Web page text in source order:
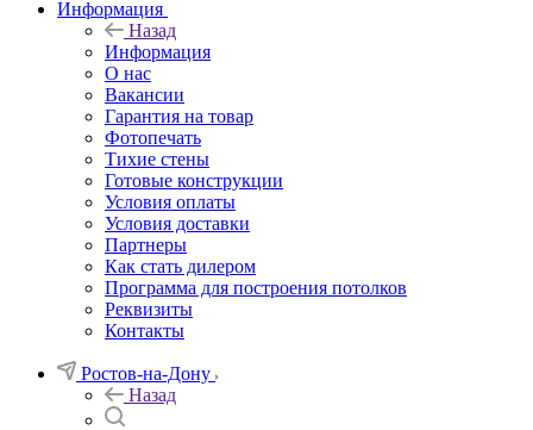
Информация
Назад
Информация
О нас
Вакансии
Гарантия на товар
Фотопечать
Тихие стены
Готовые конструкции
Условия оплаты
Условия доставки
Партнеры
Как стать дилером
Программа для построения потолков
Реквизиты
Контакты
Ростов-на-Дону
Назад